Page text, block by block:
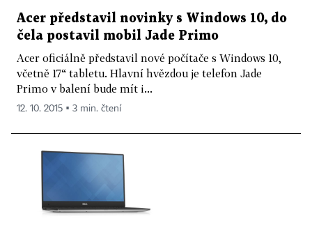
Acer představil novinky s Windows 10, do
čela postavil mobil Jade Primo
Acer oficiálně představil nové počítače s Windows 10,
včetně 17“ tabletu. Hlavní hvězdou je telefon Jade
Primo v balení bude mít i...
12. 10. 2015 ▪ 3 min. čtení